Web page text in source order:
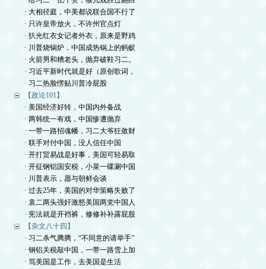
· 大相径庭，中美都说联合国不行了
· 只许皇帝放火，不许州官点灯
· 扒光红衣女记者外衣，原来是野鸡
· 川普烧锅炉，中国成热锅上的蚂蚁
· 火箭男和糟老头，抛弃破鞋习二。
· 习近平新时代就是好（原创歌词，
· 习二热脸愣贴川普冷屁股
【政论101】
· 美国经济好转，中国内外备战
· 两韩统一有戏，中国惨遭抛弃
· 一带一路招魂幡，习二大爷狂敛财
· 联手对付中国，没人信任中国
· 开打贸易战是好事，美国可轻易取
· 开征钢铝国安税，小菜一碟涮中国
· 川普表示，愿与朝鲜会谈
· 过去25年，美国的对华策略失败了
· 袁二两头强奸激怒美国两党中国人
· 宪法就是开裆裤，修修补补露屁股
【杂文八十四】
· 习二杀气腾腾，“不同意的请举手”
· 钢铝关税敲中国，一带一路雪上加
· 骂美国是工作，去美国是生活